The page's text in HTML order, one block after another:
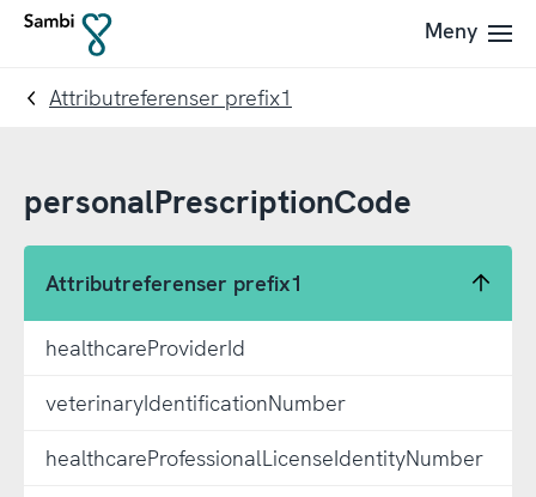
Till
navigering
Till
innehållet
Meny
Attributreferenser prefix1
personalPrescriptionCode
Attributreferenser prefix1
healthcareProviderId
veterinaryIdentificationNumber
healthcareProfessionalLicenseIdentityNumber